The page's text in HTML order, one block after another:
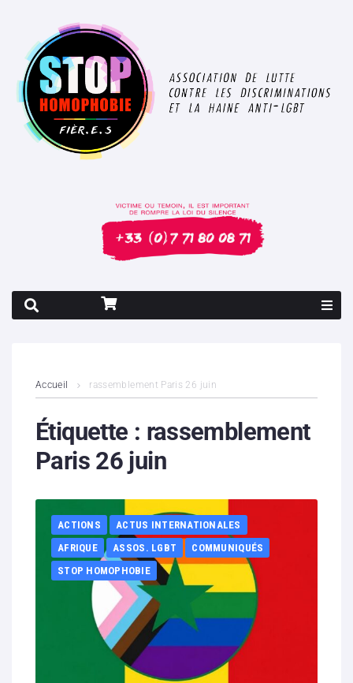
Contenus litigieux
Nous soutenir
Partenaires
Contacts
Hébergement solidaire
Accueil rassemblement Paris 26 juin
Étiquette : rassemblement
Paris 26 juin
ACTIONS
ACTUS INTERNATIONALES
AFRIQUE
ASSOS. LGBT
COMMUNIQUÉS
STOP HOMOPHOBIE